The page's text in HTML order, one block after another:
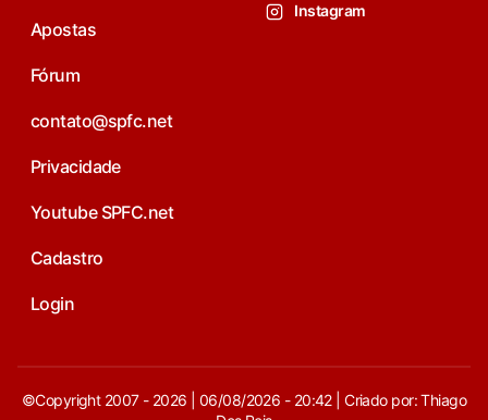
Apostas
Fórum
contato@spfc.net
Privacidade
Youtube SPFC.net
Cadastro
Login
Instagram
©Copyright 2007 - 2026 | 06/08/2026 - 20:42 | Criado por: Thiago